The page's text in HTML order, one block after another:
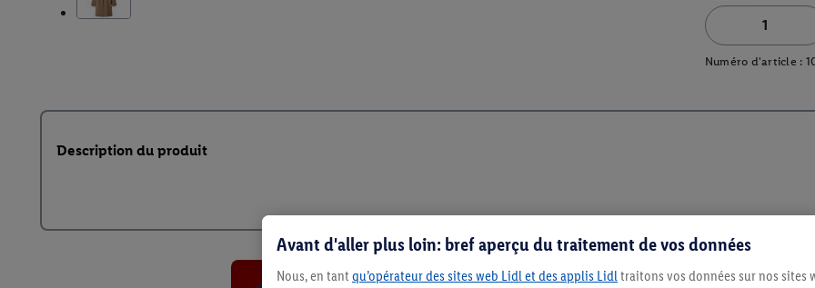
Numéro d'article :
Description du produit
Avant d'aller plus loin: bref aperçu du traitement de vos données
Nous, en tant qu’opérateur des sites web Lidl et des applis Lidltraitons vos données sur nos sites